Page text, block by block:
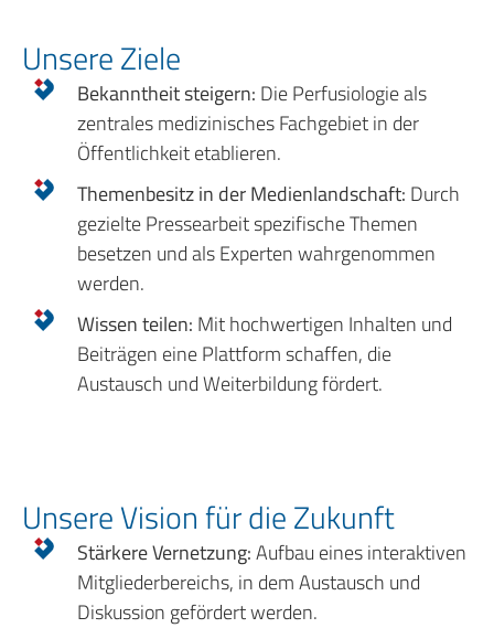
Unsere Ziele
Bekanntheit steigern: Die Perfusiologie als
zentrales medizinisches Fachgebiet in der
Öffentlichkeit etablieren.
Themenbesitz in der Medienlandschaft: Durch
gezielte Pressearbeit spezifische Themen
besetzen und als Experten wahrgenommen
werden.
Wissen teilen: Mit hochwertigen Inhalten und
Beiträgen eine Plattform schaffen, die
Austausch und Weiterbildung fördert.
Unsere Vision für die Zukunft
Stärkere Vernetzung:Aufbau eines interaktiven
Mitgliederbereichs, in dem Austausch und
Diskussion gefördert werden.